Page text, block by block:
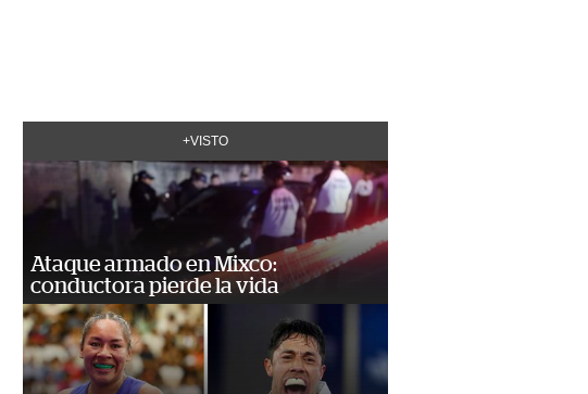
+VISTO
Ataque armado en Mixco:
conductora pierde la vida